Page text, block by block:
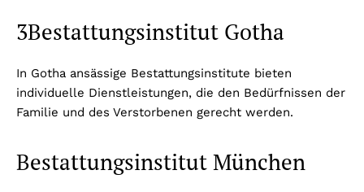
3Bestattungsinstitut Gotha
In Gotha ansässige Bestattungsinstitute bieten
individuelle Dienstleistungen, die den Bedürfnissen der
Familie und des Verstorbenen gerecht werden.
Bestattungsinstitut München